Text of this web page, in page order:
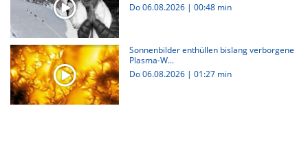
Do 06.08.2026 | 00:48 min
Sonnenbilder enthüllen bislang verborgene
Plasma-W...
Do 06.08.2026 | 01:27 min